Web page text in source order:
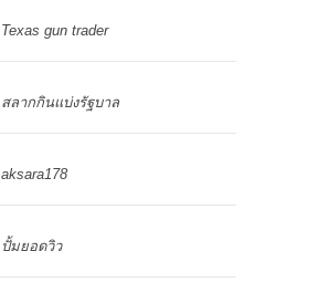
Texas gun trader
สลากกินแบ่งรัฐบาล
aksara178
ปั้มยอดวิว